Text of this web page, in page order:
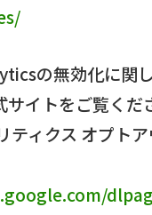
の無効化に関
イトをご覧くだ
ティクス オプト